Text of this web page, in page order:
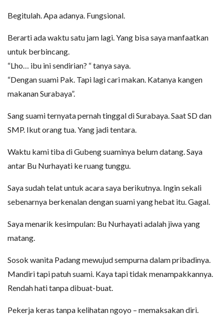
Begitulah. Apa adanya. Fungsional.
Berarti ada waktu satu jam lagi. Yang bisa saya manfaatkan
untuk berbincang.
“Lho… ibu ini sendirian? “ tanya saya.
“Dengan suami Pak. Tapi lagi cari makan. Katanya kangen
makanan Surabaya”.
Sang suami ternyata pernah tinggal di Surabaya. Saat SD dan
SMP. Ikut orang tua. Yang jadi tentara.
Waktu kami tiba di Gubeng suaminya belum datang. Saya
antar Bu Nurhayati ke ruang tunggu.
Saya sudah telat untuk acara saya berikutnya. Ingin sekali
sebenarnya berkenalan dengan suami yang hebat itu. Gagal.
Saya menarik kesimpulan: Bu Nurhayati adalah jiwa yang
matang.
Sosok wanita Padang mewujud sempurna dalam pribadinya.
Mandiri tapi patuh suami. Kaya tapi tidak menampakkannya.
Rendah hati tanpa dibuat-buat.
Pekerja keras tanpa kelihatan ngoyo – memaksakan diri.